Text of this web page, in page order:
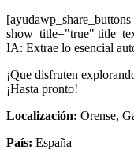
show_title="true"
IA: Extrae lo esencial
¡Que disfruten
¡Hasta pronto!
Localización: Orense,
País: España